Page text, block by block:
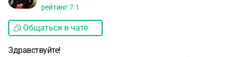
рейтинг7.1
Общаться в чате
Здравствуйте!